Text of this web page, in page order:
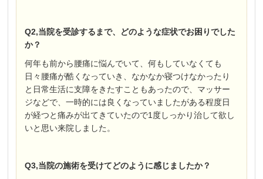
Q2,当院を受診するまで、どのような症状でお困りでした
か？
何年も前から腰痛に悩んでいて、何もしていなくても
日々腰痛が酷くなっていき、なかなか寝つけなかったり
と日常生活に支障をきたすこともあったので、マッサー
ジなどで、一時的には良くなっていましたがある程度日
が経つと痛みが出てきていたので1度しっかり治して欲し
いと思い来院しました。
Q3,当院の施術を受けてどのように感じましたか？